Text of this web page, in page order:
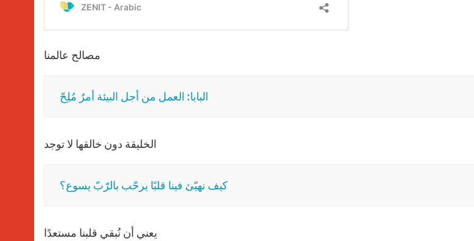
مصالح عالمنا
البابا: العمل من أجل البيئة أمرٌ مُلِحّ
الخليقة دون خالقها لا توجد
كيف نهيّئ فينا قلبًا يرحّب بالرّبّ يسوع؟
يعني أن نُبقي قلبنا مستعدًا